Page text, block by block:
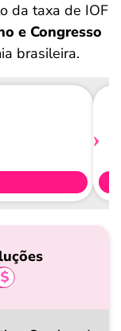
da taxa de IOF
e Congresso
brasileira.